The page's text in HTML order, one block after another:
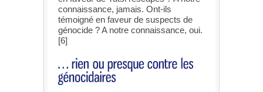
connaissance, jamais. Ont-ils
témoigné en faveur de suspects de
génocide ? A notre connaissance, oui.
[6]